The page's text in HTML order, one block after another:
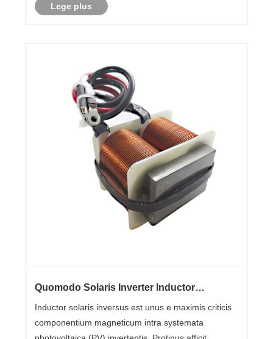
solutiones potentiae industrialis. Cum altilium
Lege plus
Quomodo Solaris Inverter Inductor
moderna adquirere
Inductor solaris inversus est unus e maximis criticis
componentium magneticum intra systemata